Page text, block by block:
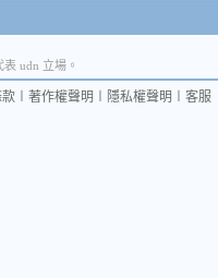
udn 立場。
著作權聲明 隱私權聲明 客服